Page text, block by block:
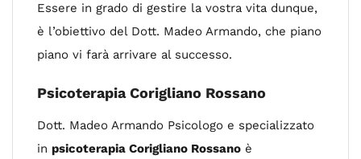
Essere in grado di gestire la vostra vita dunque,
è l’obiettivo del Dott. Madeo Armando, che piano
piano vi farà arrivare al successo.
Psicoterapia Corigliano Rossano
Dott. Madeo Armando Psicologo e specializzato
in psicoterapia Corigliano Rossano è